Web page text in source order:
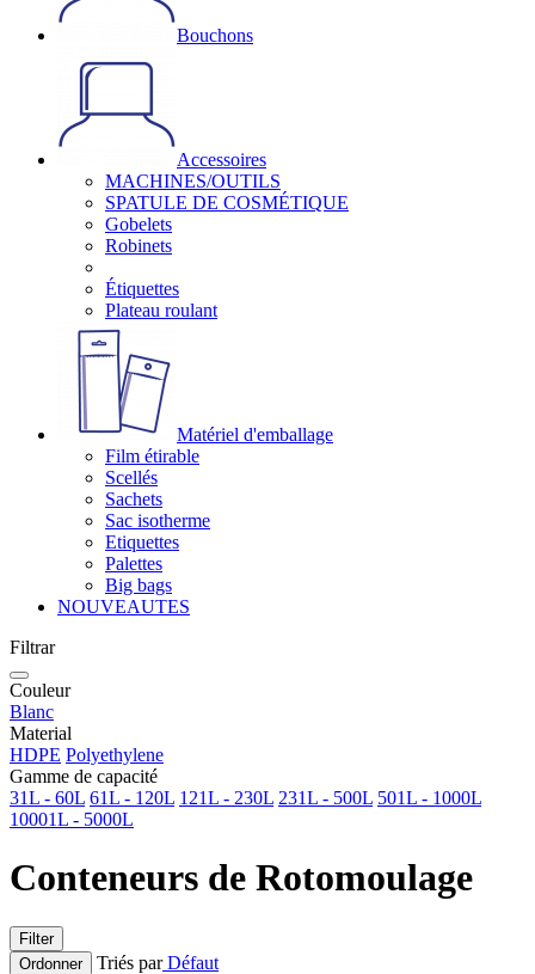
Bouchons
Accessoires
MACHINES/OUTILS
SPATULE DE COSMÉTIQUE
Gobelets
Robinets
Étiquettes
Plateau roulant
Matériel d'emballage
Film étirable
Scellés
Sachets
Sac isotherme
Etiquettes
Palettes
Big bags
NOUVEAUTES
Filtrar
Couleur
Blanc
Material
HDPE Polyethylene
Gamme de capacité
31L - 60L 61L - 120L 121L - 230L 231L - 500L 501L - 1000L
10001L - 5000L
Conteneurs de Rotomoulage
Filter
Ordonner
Triés parDéfaut